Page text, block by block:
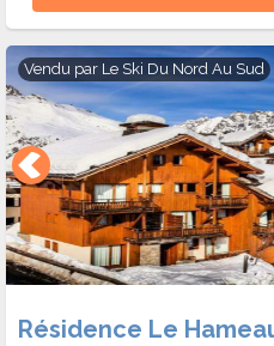
Vendu par Le Ski Du Nord Au Sud
Résidence Le